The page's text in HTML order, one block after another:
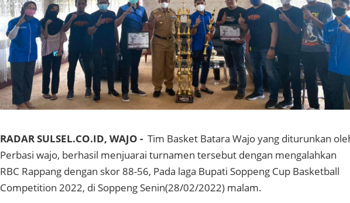
RADAR SULSEL.CO.ID, WAJO - Tim Basket Batara Wajo yang diturunkan
Perbasi wajo, berhasil menjuarai turnamen tersebut dengan mengalahkan
RBC Rappang dengan skor 88-56, Pada laga Bupati Soppeng Cup Basketball
Competition 2022, di Soppeng Senin(28/02/2022) malam.